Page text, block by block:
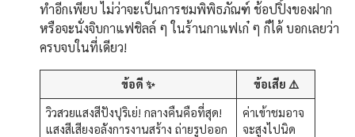
ทำอีกเพียบ ไม่ว่าจะเป็นการชมพิพิธภัณฑ์ ช้อปปิ้งของฝาก
หรือจะนั่งจิบกาแฟชิลล์ ๆ ในร้านกาแฟเก๋ ๆ ก็ได้ บอกเลยว่า
ครบจบในที่เดียว!
ข้อดี ✨
ข้อเสีย ⚠️
วิวสวยแสงสีปังปุริเย่! กลางคืนคือที่สุด!
แสงสีเสียงอลังการงานสร้าง ถ่ายรูปออก
ค่าเข้าชมอาจ
จะสูงไปนิด